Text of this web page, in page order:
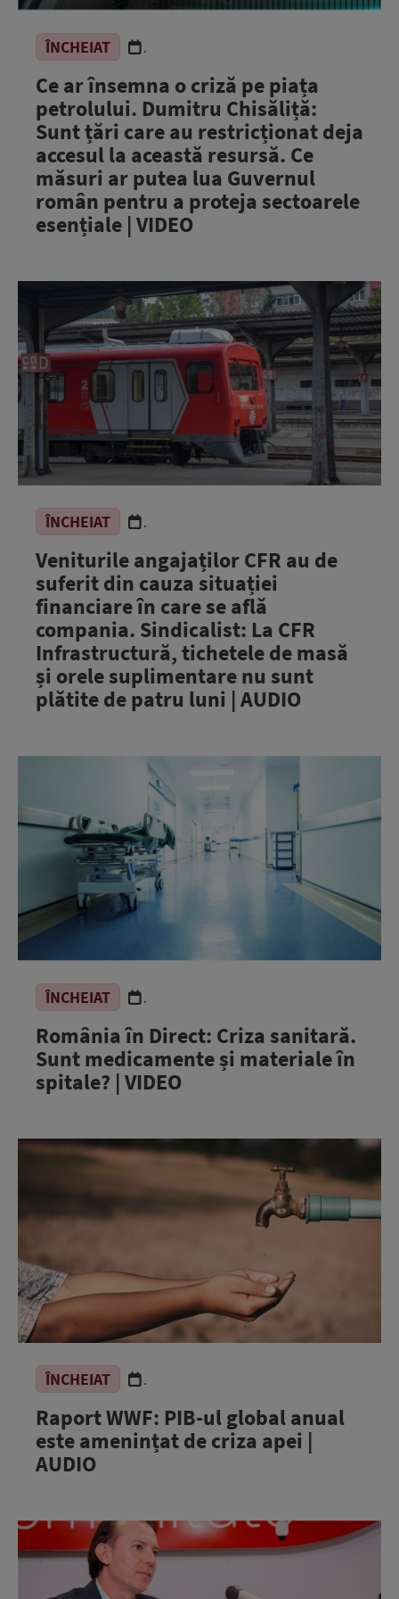
ÎNCHEIAT .
Ce ar însemna o criză pe piața
petrolului. Dumitru Chisăliță:
Sunt țări care au restricționat deja
accesul la această resursă. Ce
măsuri ar putea lua Guvernul
român pentru a proteja sectoarele
esențiale | VIDEO
ÎNCHEIAT .
Veniturile angajaților CFR au de
suferit din cauza situației
financiare în care se află
compania. Sindicalist: La CFR
Infrastructură, tichetele de masă
și orele suplimentare nu sunt
plătite de patru luni | AUDIO
ÎNCHEIAT .
România în Direct: Criza sanitară.
Sunt medicamente și materiale în
spitale? | VIDEO
ÎNCHEIAT .
Raport WWF: PIB-ul global anual
este amenințat de criza apei |
AUDIO